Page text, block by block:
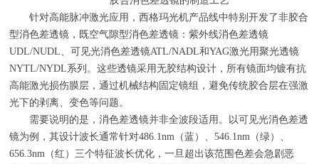
针对高能脉冲激光应用，西格玛光机产品线中特别开发了非胶合
型消色差透镜，既空气隙型消色差透镜：紫外线消色差透镜
UDL/NUDL、可见光消色差透镜ATL/NADL和YAG激光用聚光透镜
NYTL/NYDL系列。这些透镜采用无胶结构设计，所有镜面均镀有抗
高能激光损伤膜层，通过机械结构固定镜组，避免传统胶合层在强激
光下的剥离、变色等问题。
需要说明的是，消色差透镜并非全波段适用。以可见光消色差透
镜为例，其设计波长通常针对486.1nm（蓝）、546.1nm（绿）、
656.3nm（红）三个特征波长优化，一旦超出该范围色差会急剧恶